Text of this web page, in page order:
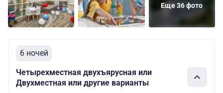
Еще 36 фото
6 ночей
Четырехместная двухъярусная или
Двухместная или другие варианты